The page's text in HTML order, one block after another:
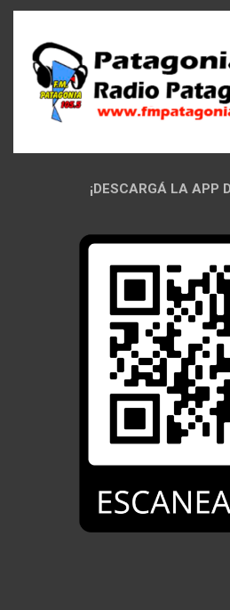
¡DESCARGÁ LA APP